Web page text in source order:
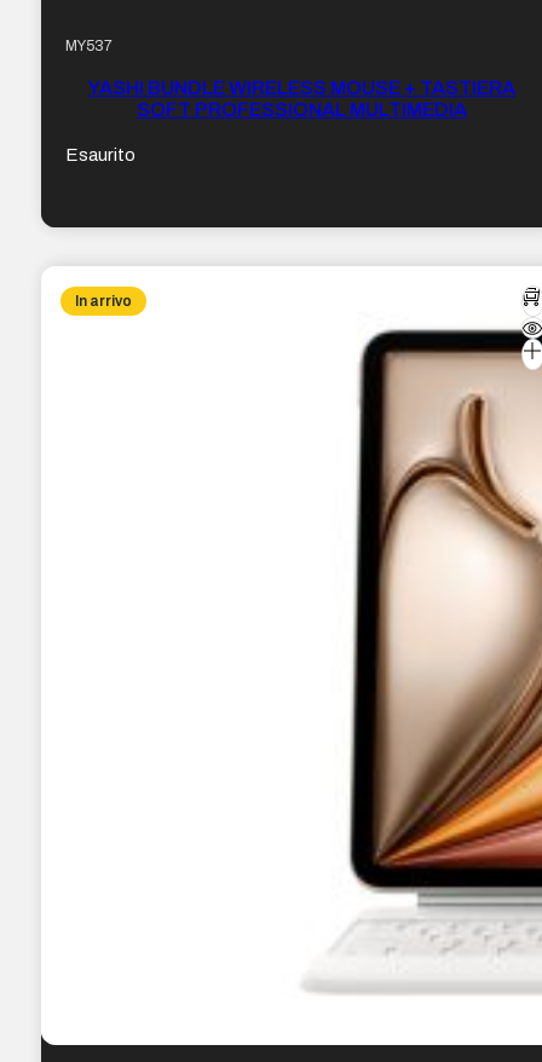
MY537
YASHI BUNDLE WIRELESS MOUSE + TASTIERA
SOFT PROFESSIONAL MULTIMEDIA
Esaurito
In arrivo